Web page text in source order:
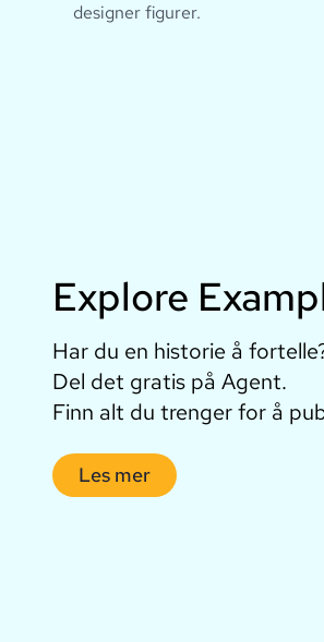
designer figurer.
Explore
Har du en historie å
Del det gratis på Agent.
Finn alt du trenger for å
Les mer